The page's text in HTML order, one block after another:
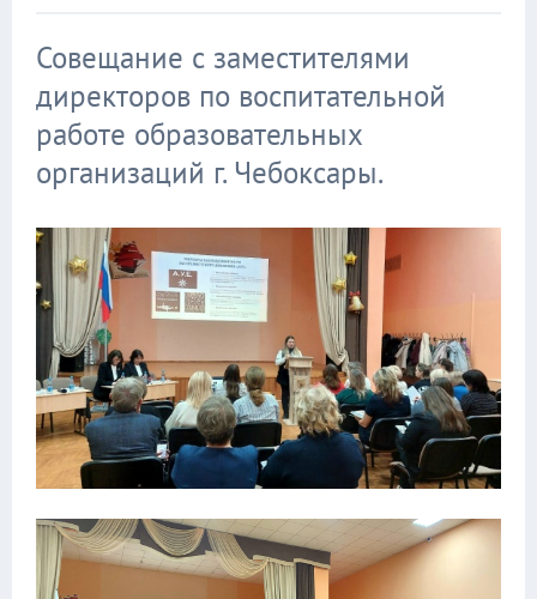
Совещание с заместителями
директоров по воспитательной
работе образовательных
организаций г. Чебоксары.